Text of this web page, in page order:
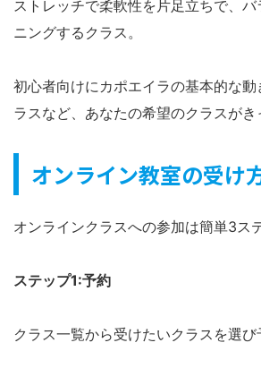
ストレッチで柔軟性を片足立ちで、
ニングするクラス。
初心者向けにカポエイラの基本的な動
ラスなど、あなたの希望のクラスがき
オンライン教室の受け
オンラインクラスへの参加は簡単3ス
ステップ1:予約
クラス一覧から受けたいクラスを選び